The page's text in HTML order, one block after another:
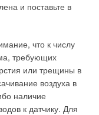
и поставьте в
что к числу
требующих
или трещины в
воздуха в
наличие
к датчику. Для